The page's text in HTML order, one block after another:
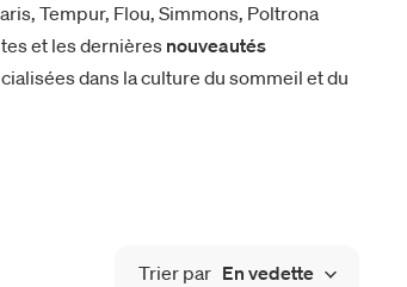
Tempur, Flou, Simmons, Poltrona
et les dernières nouveautés
dans la culture du sommeil et du
Trier par En vedette